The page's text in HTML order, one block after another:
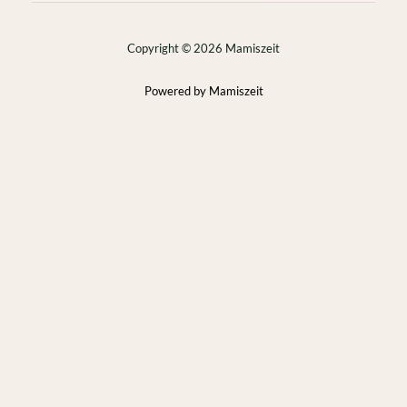
Copyright © 2026 Mamiszeit
Powered by Mamiszeit